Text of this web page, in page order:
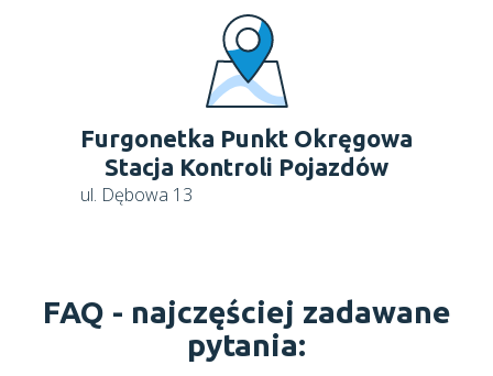
Furgonetka Punkt Okręgowa
Stacja Kontroli Pojazdów
ul. Dębowa 13
FAQ - najczęściej zadawane
pytania: